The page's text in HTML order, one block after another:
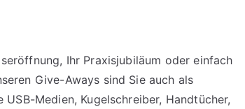
Ihr Praxisjubiläum oder einfach
Give-Aways sind Sie auch als
Medien, Kugelschreiber, Handtücher,